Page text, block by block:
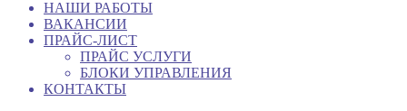
НАШИ РАБОТЫ
ВАКАНСИИ
ПРАЙС-ЛИСТ
ПРАЙС УСЛУГИ
БЛОКИ УПРАВЛЕНИЯ
КОНТАКТЫ